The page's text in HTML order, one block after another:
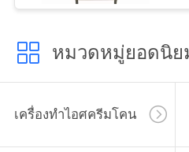
หมวดหมู่ยอดนิย
เครื่องทำไอศครีมโคน